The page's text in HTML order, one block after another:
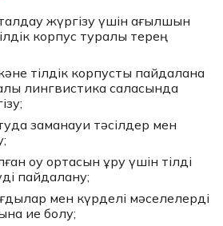
жүргізу үшін ағылшын
корпус туралы терең
тілдік корпусты пайдалана
лингвистика саласында
заманауи тәсілдер мен
оқу ортасын құру үшін тілді
пайдалану;
мен күрделі мәселелерді
ие болу;